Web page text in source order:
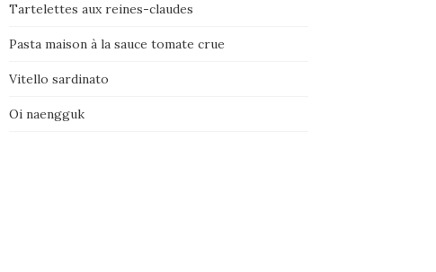
Tartelettes aux reines-claudes
Pasta maison à la sauce tomate crue
Vitello sardinato
Oi naengguk